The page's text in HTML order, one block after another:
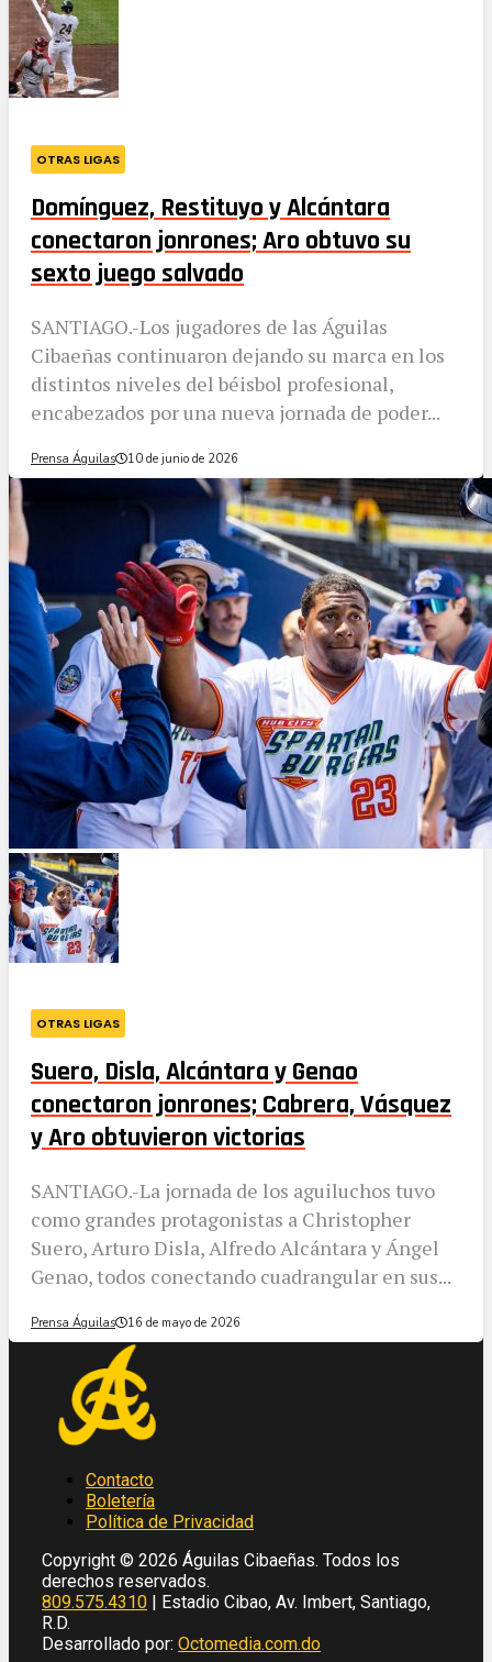
OTRAS LIGAS
Domínguez, Restituyo y Alcántara
conectaron jonrones; Aro obtuvo su
sexto juego salvado
SANTIAGO.-Los jugadores de las Águilas
Cibaeñas continuaron dejando su marca en los
distintos niveles del béisbol profesional,
encabezados por una nueva jornada de poder...
Prensa Águilas 10 de junio de 2026
OTRAS LIGAS
Suero, Disla, Alcántara y Genao
conectaron jonrones; Cabrera, Vásquez
y Aro obtuvieron victorias
SANTIAGO.-La jornada de los aguiluchos tuvo
como grandes protagonistas a Christopher
Suero, Arturo Disla, Alfredo Alcántara y Ángel
Genao, todos conectando cuadrangular en sus...
Prensa Águilas 16 de mayo de 2026
Contacto
Boletería
Política de Privacidad
Copyright © 2026 Águilas Cibaeñas. Todos los
derechos reservados.
809.575.4310 | Estadio Cibao, Av. Imbert, Santiago,
R.D.
Desarrollado por: Octomedia.com.do